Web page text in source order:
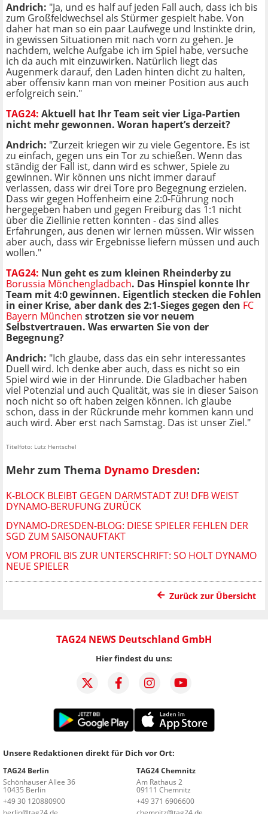
Andrich: "Ja, und es half auf jeden Fall auch, dass ich bis
zum Großfeldwechsel als Stürmer gespielt habe. Von
daher hat man so ein paar Laufwege und Instinkte drin,
in gewissen Situationen mit nach vorn zu gehen. Je
nachdem, welche Aufgabe ich im Spiel habe, versuche
ich da auch mit einzuwirken. Natürlich liegt das
Augenmerk darauf, den Laden hinten dicht zu halten,
aber offensiv kann man von meiner Position aus auch
erfolgreich sein."
TAG24: Aktuell hat Ihr Team seit vier Liga-Partien
nicht mehr gewonnen. Woran hapert’s derzeit?
Andrich: "Zurzeit kriegen wir zu viele Gegentore. Es ist
zu einfach, gegen uns ein Tor zu schießen. Wenn das
ständig der Fall ist, dann wird es schwer, Spiele zu
gewinnen. Wir können uns nicht immer darauf
verlassen, dass wir drei Tore pro Begegnung erzielen.
Dass wir gegen Hoffenheim eine 2:0-Führung noch
hergegeben haben und gegen Freiburg das 1:1 nicht
über die Ziellinie retten konnten - das sind alles
Erfahrungen, aus denen wir lernen müssen. Wir wissen
aber auch, dass wir Ergebnisse liefern müssen und auch
wollen."
TAG24: Nun geht es zum kleinen Rheinderby zu
Borussia Mönchengladbach. Das Hinspiel konnte Ihr
Team mit 4:0 gewinnen. Eigentlich stecken die Fohlen
in einer Krise, aber dank des 2:1-Sieges gegen den FC
Bayern München strotzen sie vor neuem
Selbstvertrauen. Was erwarten Sie von der
Begegnung?
Andrich: "Ich glaube, dass das ein sehr interessantes
Duell wird. Ich denke aber auch, dass es nicht so ein
Spiel wird wie in der Hinrunde. Die Gladbacher haben
viel Potenzial und auch Qualität, was sie in dieser Saison
noch nicht so oft haben zeigen können. Ich glaube
schon, dass in der Rückrunde mehr kommen kann und
auch wird. Aber erst nach Samstag. Das ist unser Ziel."
Titelfoto: Lutz Hentschel
Mehr zum Thema Dynamo Dresden:
K-BLOCK BLEIBT GEGEN DARMSTADT ZU! DFB WEIST
DYNAMO-BERUFUNG ZURÜCK
DYNAMO-DRESDEN-BLOG: DIESE SPIELER FEHLEN DER
SGD ZUM SAISONAUFTAKT
VOM PROFIL BIS ZUR UNTERSCHRIFT: SO HOLT DYNAMO
NEUE SPIELER
Zurück zur Übersicht
TAG24 NEWS Deutschland GmbH
Hier findest du uns:
Unsere Redaktionen direkt für Dich vor Ort:
TAG24 Berlin
Schönhauser Allee 36
10435 Berlin
+49 30 120880900
TAG24 Chemnitz
Am Rathaus 2
09111 Chemnitz
+49 371 6906600